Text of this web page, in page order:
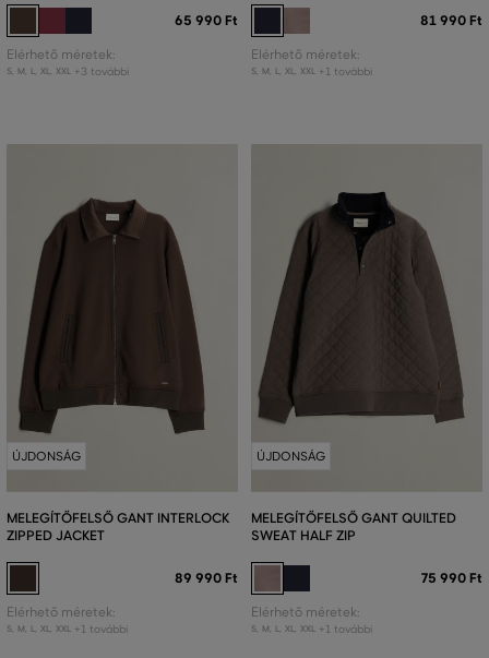
65 990 Ft
Elérhető méretek:
S, M L, XL, XXL +3 további
81 990 Ft
Elérhető méretek:
S, M L, XL, XXL +1 további
ÚJDONSÁG
MELEGÍTŐFELSŐ GANT INTERLOCK
ZIPPED JACKET
89 990 Ft
Elérhető méretek:
S, M L, XL, XXL +1 további
ÚJDONSÁG
MELEGÍTŐFELSŐ GANT QUILTED
SWEAT HALF ZIP
75 990 Ft
Elérhető méretek:
S, M L, XL, XXL +1 további